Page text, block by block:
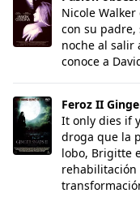
Nicole
con su padre,
noche al salir
conoce a
Feroz II Ginger
Feroz II
It only dies if
droga que la
lobo, Brigitte
rehabilitación